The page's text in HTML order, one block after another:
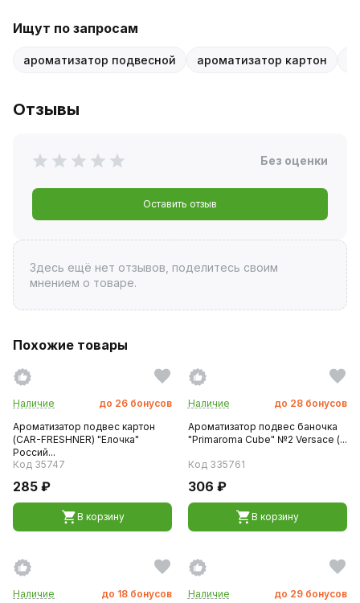
Ищут по запросам
ароматизатор подвесной ароматизатор картон
Отзывы
Без оценки
Оставить отзыв
Здесь ещё нет отзывов, поделитесь своим
мнением о товаре.
Похожие товары
Наличие до 26 бонусов
Ароматизатор подвес картон
(CAR-FRESHNER) "Елочка"
Россий...
Код 35747
285 ₽
В корзину
Наличие до 28 бонусов
Ароматизатор подвес баночка
"Primaroma Cube" №2 Versace (...
Код 335761
306 ₽
В корзину
Наличие до 18 бонусов
Наличие до 29 бонусов